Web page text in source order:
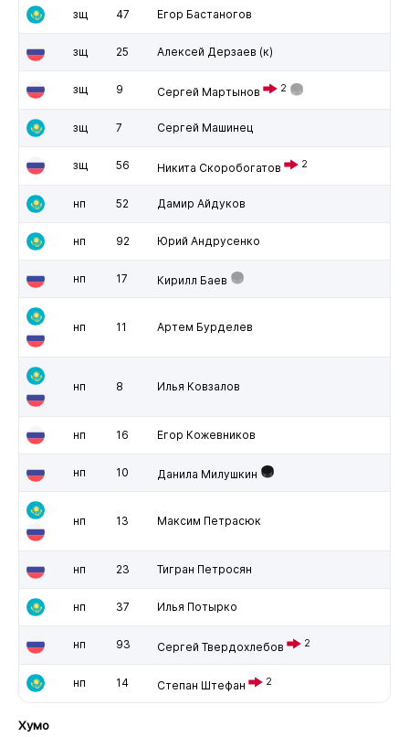
зщ 47 Егор Бастаногов
зщ 25 Алексей Дерзаев (к)
зщ 9 Сергей Мартынов 2
зщ 7 Сергей Машинец
зщ 56 Никита Скоробогатов 2
нп 52 Дамир Айдуков
нп 92 Юрий Андрусенко
нп 17 Кирилл Баев
нп 11 Артем Бурделев
нп 8 Илья Ковзалов
нп 16 Егор Кожевников
нп 10 Данила Милушкин
нп 13 Максим Петрасюк
нп 23 Тигран Петросян
нп 37 Илья Потырко
нп 93 Сергей Твердохлебов 2
нп 14 Степан Штефан 2
Хумо